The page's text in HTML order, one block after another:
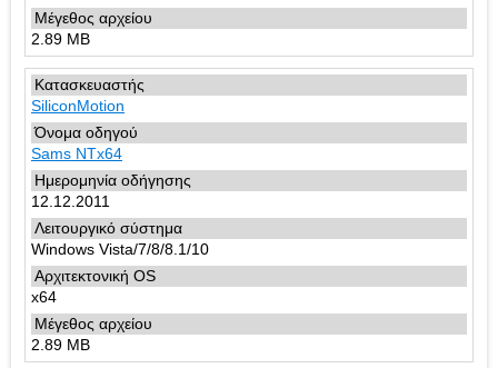
2.89 MB
SiliconMotion
Sams NTx64
12.12.2011
Windows Vista/7/8/8.1/10
x64
2.89 MB